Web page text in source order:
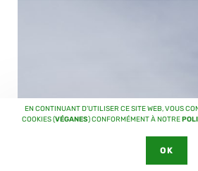
EN CONTINUANT D’UTILISER CE SITE WEB, VOUS
COOKIES (VÉGANES) CONFORMÉMENT À NOTRE
OK